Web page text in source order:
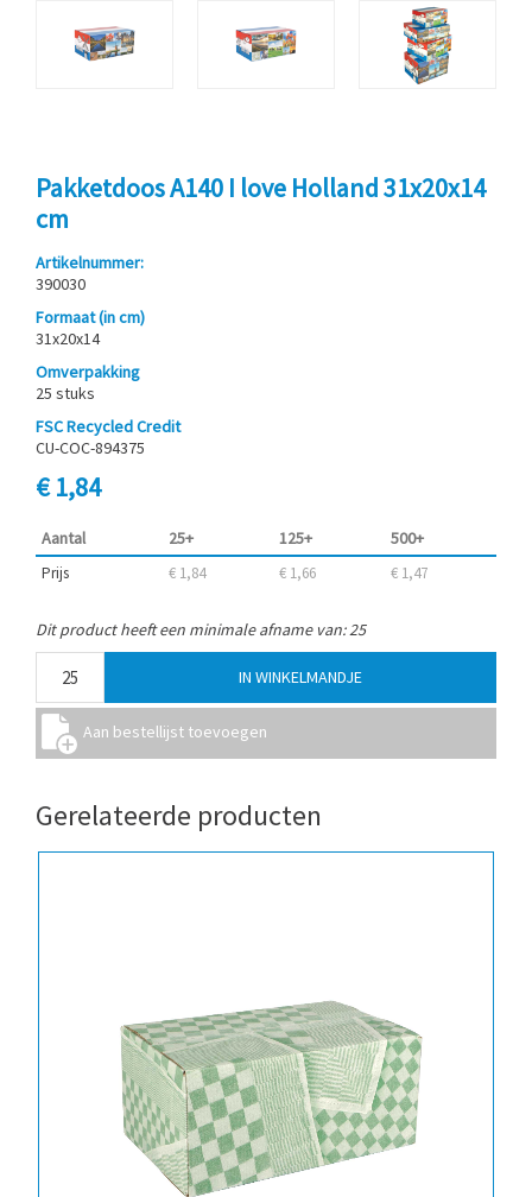
Pakketdoos A140 I love Holland 31x20x14
cm
Artikelnummer:
390030
Formaat (in cm)
31x20x14
Omverpakking
25 stuks
FSC Recycled Credit
CU-COC-894375
€ 1,84
Aantal 25+ 125+ 500+
Prijs € 1,84 € 1,66 € 1,47
Dit product heeft een minimale afname van: 25
Gerelateerde producten